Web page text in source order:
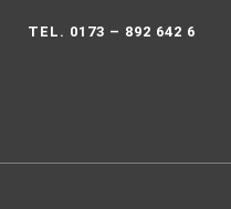
TEL. 0173 – 892 642 6